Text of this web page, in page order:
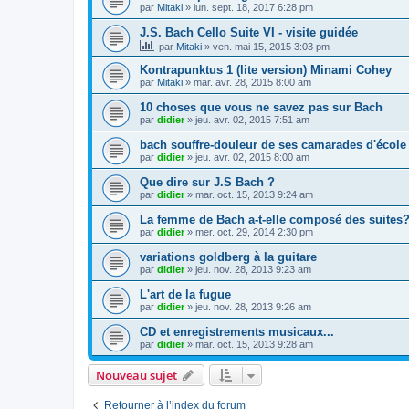
par Mitaki » lun. sept. 18, 2017 6:28 pm
J.S. Bach Cello Suite VI - visite guidée
par Mitaki » ven. mai 15, 2015 3:03 pm
Kontrapunktus 1 (lite version) Minami Cohey
par Mitaki » mar. avr. 28, 2015 8:00 am
10 choses que vous ne savez pas sur Bach
par didier» jeu. avr. 02, 2015 7:51 am
bach souffre-douleur de ses camarades d'école
par didier» jeu. avr. 02, 2015 8:00 am
Que dire sur J.S Bach ?
par didier» mar. oct. 15, 2013 9:24 am
La femme de Bach a-t-elle composé des suites?
par didier» mer. oct. 29, 2014 2:30 pm
variations goldberg à la guitare
par didier» jeu. nov. 28, 2013 9:23 am
L'art de la fugue
par didier» jeu. nov. 28, 2013 9:26 am
CD et enregistrements musicaux...
par didier» mar. oct. 15, 2013 9:28 am
Nouveau sujet
Retourner à l’index du forum